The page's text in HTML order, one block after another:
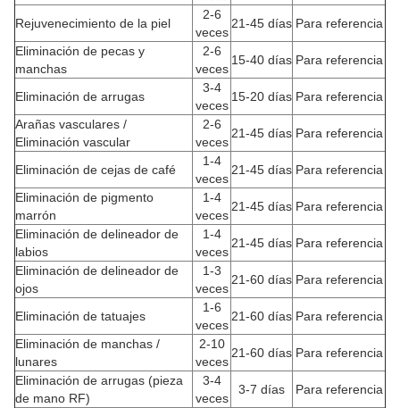
Rejuvenecimiento de la piel
2-6
veces
21-45 días Para referencia
Eliminación de pecas y
manchas
2-6
veces
15-40 días Para referencia
Eliminación de arrugas
3-4
veces
15-20 días Para referencia
Arañas vasculares /
Eliminación vascular
2-6
veces
21-45 días Para referencia
Eliminación de cejas de café
1-4
veces
21-45 días Para referencia
Eliminación de pigmento
marrón
1-4
veces
21-45 días Para referencia
Eliminación de delineador de
labios
1-4
veces
21-45 días Para referencia
Eliminación de delineador de
ojos
1-3
veces
21-60 días Para referencia
Eliminación de tatuajes
1-6
veces
21-60 días Para referencia
Eliminación de manchas /
lunares
2-10
veces
21-60 días Para referencia
Eliminación de arrugas (pieza
de mano RF)
3-4
veces
3-7 días
Para referencia